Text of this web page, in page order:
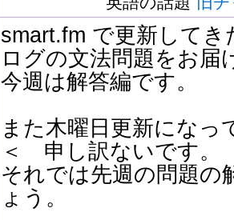
smart.fm で更新して
ログの文法問題をお届
今週は解答編です。
また木曜日更新になっ
＜ 申し訳ないです。
それでは先週の問題の
ょう。